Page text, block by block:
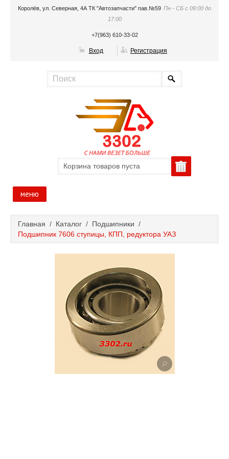
Королёв, ул. Северная, 4А ТК "Автозапчасти" пав.№59 Пн - СБ с 09:00 до
17:00
+7(963) 610-33-02
Вход Регистрация
Корзина товаров пуста
меню
Каталог
Покупка и оплата
Главная / Каталог / Подшипники /
Подшипник 7606 ступицы, КПП, редуктора УАЗ